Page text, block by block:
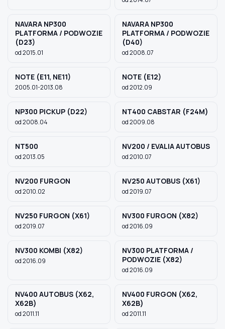
NAVARA NP300
PLATFORMA / PODWOZIE
(D23)
od 2015.01
NAVARA NP300
PLATFORMA / PODWOZIE
(D40)
od 2008.07
NOTE (E11, NE11)
2005.01-2013.08
NOTE (E12)
od 2012.09
NP300 PICKUP (D22)
od 2008.04
NT400 CABSTAR (F24M)
od 2009.08
NT500
od 2013.05
NV200 / EVALIA AUTOBUS
od 2010.07
NV200 FURGON
od 2010.02
NV250 AUTOBUS (X61)
od 2019.07
NV250 FURGON (X61)
od 2019.07
NV300 FURGON (X82)
od 2016.09
NV300 KOMBI (X82)
od 2016.09
NV300 PLATFORMA /
PODWOZIE (X82)
od 2016.09
NV400 AUTOBUS (X62,
X62B)
od 2011.11
NV400 FURGON (X62,
X62B)
od 2011.11